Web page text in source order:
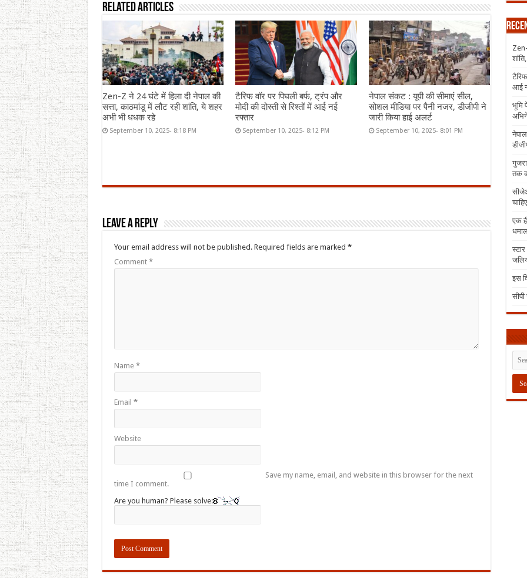
Related Articles
Zen-Z ने 24 घंटे में हिला दी नेपाल की
सत्ता, काठमांडू में लौट रही शांति, ये शहर
अभी भी धधक रहे
September 10, 2025- 8:18 PM
टैरिफ वॉर पर पिघली बर्फ, ट्रंप और
मोदी की दोस्ती से रिश्तों में आई नई
रफ्तार
September 10, 2025- 8:12 PM
नेपाल संकट : यूपी की सीमाएं सील,
सोशल मीडिया पर पैनी नजर, डीजीपी ने
जारी किया हाई अलर्ट
September 10, 2025- 8:01 PM
Leave a Reply
Your email address will not be published. Required fields are marked *
Comment *
Name *
Email *
Website
Save my name, email, and website in this browser for the next
time I comment.
Are you human? Please solve:
आई
भूमि
तक
एक
इस